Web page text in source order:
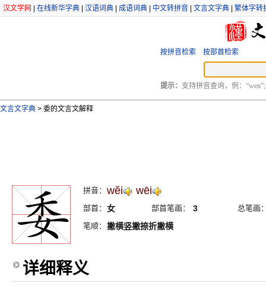
汉文学网 在线新华字典 汉语词典 成语词典 中文转拼音 文言文字典 繁体字转
按拼音检索 按部首检索
提示： 支持拼音查询，例：
文言文字典 > 委的文言文解释
拼音： wĕi wēi
部首： 女 部首笔画： 3
总笔画
笔顺： 撇横竖撇捺折撇横
详细释义